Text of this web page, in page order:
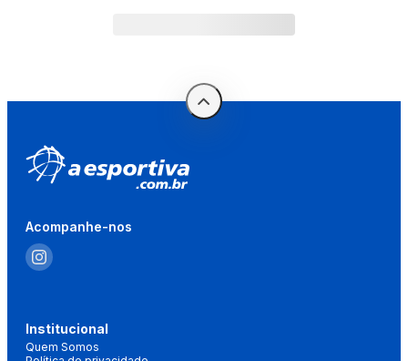
Acompanhe-nos
Institucional
Quem Somos